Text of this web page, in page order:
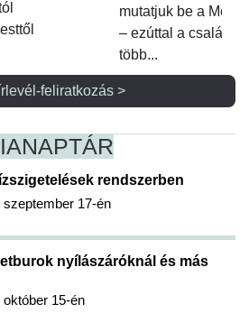
mutatjuk be a
– ezúttal a családi
több...
feliratkozás >
NAPTÁR
rendszerben
17-én
nyílászáróknál és más
15-én